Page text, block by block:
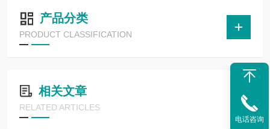
产品分类
PRODUCT CLASSIFICATION
相关文章
RELATED ARTICLES
电话咨询